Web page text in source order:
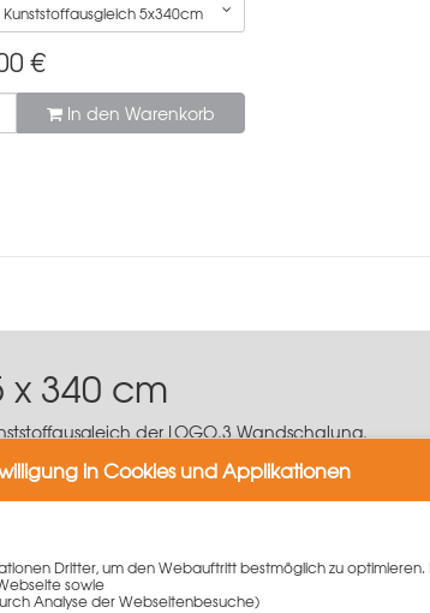
Kunststoffausgleich 5x340cm
€
In den Warenkorb
x 340 cm
der LOGO.3 Wandschalung.
6 x 340 cm die
sind damit schonend zur Umwelt. Mit dem
in Cookies und Applikationen
Dritter, um den Webauftritt bestmöglich zu optimieren.
sowie
Analyse der Webseitenbesuche)